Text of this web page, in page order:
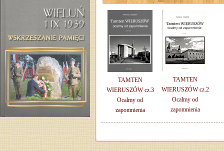
TAMTEN
WIERUSZÓW cz.3
Ocalmy od
zapomnienia
TAMTEN
WIERUSZÓW cz.2
Ocalmy od
zapomnienia